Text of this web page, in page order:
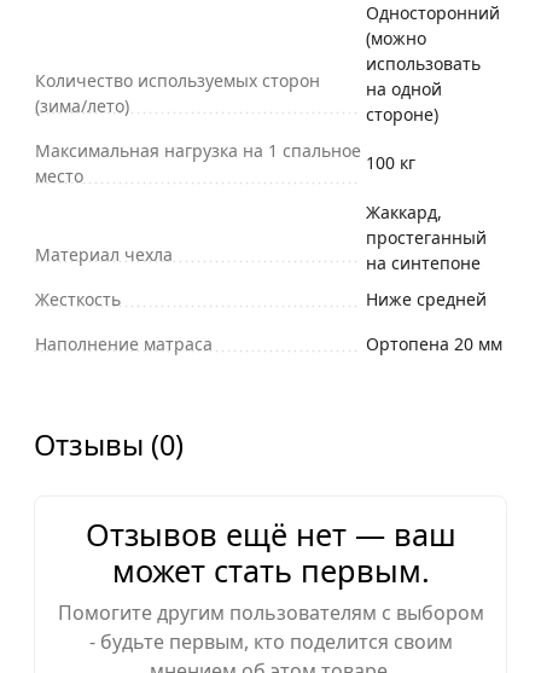
Количество используемых сторон
(зима/лето)
Односторонний
(можно
использовать
на одной
стороне)
Максимальная нагрузка на 1 спальное
место
100 кг
Материал чехла
Жаккард,
простеганный
на синтепоне
Жесткость
Ниже средней
Наполнение матраса
Ортопена 20 мм
Отзывы (0)
Отзывов ещё нет — ваш
может стать первым.
Помогите другим пользователям с выбором
- будьте первым, кто поделится своим